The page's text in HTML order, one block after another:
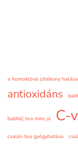
a homoktövis jótékony
antioxidáns
babhéj tea mire jó C-
csalán tea gyógyhatása